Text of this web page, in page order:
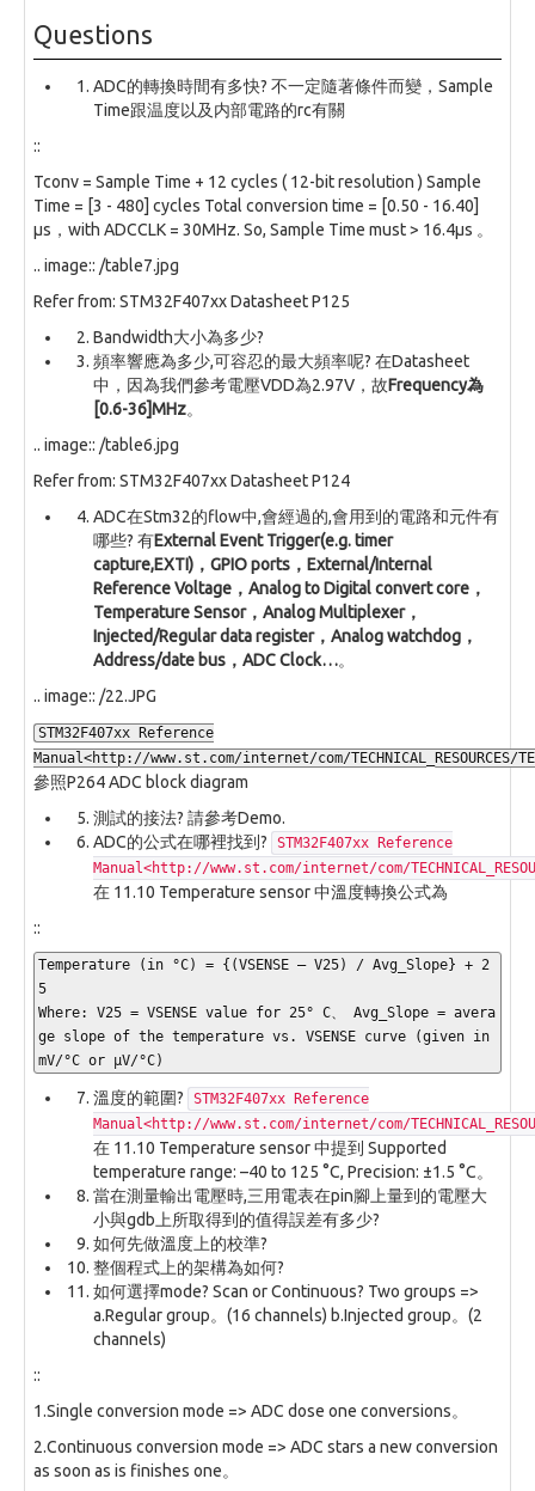
Questions
ADC的轉換時間有多快? 不一定隨著條件而變，Sample
Time跟温度以及内部電路的rc有關
::
Tconv = Sample Time + 12 cycles ( 12-bit resolution ) Sample
Time = [3 - 480] cycles Total conversion time = [0.50 - 16.40]
µs，with ADCCLK = 30MHz. So, Sample Time must > 16.4µs 。
.. image:: /table7.jpg
Refer from: STM32F407xx Datasheet P125
Bandwidth大小為多少?
頻率響應為多少,可容忍的最大頻率呢? 在Datasheet
中，因為我們參考電壓VDD為2.97V，故Frequency為
[0.6-36]MHz。
.. image:: /table6.jpg
Refer from: STM32F407xx Datasheet P124
ADC在Stm32的flow中,會經過的,會用到的電路和元件有
哪些? 有External Event Trigger(e.g. timer
capture,EXTI)，GPIO ports，External/Internal
Reference Voltage，Analog to Digital convert core，
Temperature Sensor，Analog Multiplexer，
Injected/Regular data register，Analog watchdog，
Address/date bus，ADC Clock…。
.. image:: /22.JPG
STM32F407xx Reference
Manual<http://www.st.com/internet/com/TECHNICAL_RESOURCES/
參照P264 ADC block diagram
測試的接法? 請參考Demo.
ADC的公式在哪裡找到?
STM32F407xx Reference
Manual<http://www.st.com/internet/com/
在 11.10 Temperature sensor 中溫度轉換公式為
::
Temperature (in °C) = {(VSENSE – V25) / Avg_Slope} + 2
5
Where: V25 = VSENSE value for 25° C、 Avg_Slope = avera
ge slope of the temperature vs. VSENSE curve (given in
mV/°C or μV/°C)
溫度的範圍?
STM32F407xx Reference
Manual<http://www.st.com/internet/com/
在 11.10 Temperature sensor 中提到 Supported
temperature range: –40 to 125 °C, Precision: ±1.5 °C。
當在測量輸出電壓時,三用電表在pin腳上量到的電壓大
小與gdb上所取得到的值得誤差有多少?
如何先做溫度上的校準?
整個程式上的架構為如何?
如何選擇mode? Scan or Continuous? Two groups =>
a.Regular group。(16 channels) b.Injected group。(2
channels)
::
1.Single conversion mode => ADC dose one conversions。
2.Continuous conversion mode => ADC stars a new conversion
as soon as is finishes one。